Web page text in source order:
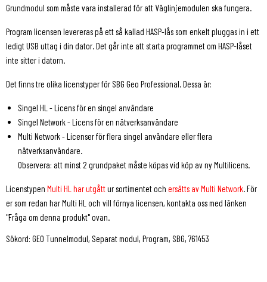
Grundmodul som måste vara installerad för att Väglinjemodulen ska fungera.
Program licensen levereras på ett så kallad HASP-lås som enkelt pluggas in i ett
ledigt USB uttag i din dator. Det går inte att starta programmet om HASP-låset
inte sitter i datorn.
Det finns tre olika licenstyper för SBG Geo Professional. Dessa är:
Singel HL - Licens för en singel användare
Singel Network - Licens för en nätverksanvändare
Multi Network - Licenser för flera singel användare eller flera
nätverksanvändare.
Observera: att minst 2 grundpaket måste köpas vid köp av ny Multilicens.
Licenstypen Multi HL har utgåttur sortimentet och ersätts av Multi Network. För
er som redan har Multi HL och vill förnya licensen, kontakta oss med länken
"Fråga om denna produkt" ovan.
Sökord: GEO Tunnelmodul, Separat modul, Program, SBG, 761453